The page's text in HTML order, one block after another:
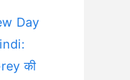
Day
की